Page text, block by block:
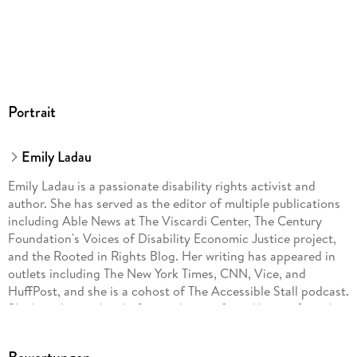
Portrait
Emily Ladau
Emily Ladau is a passionate disability rights activist and
author. She has served as the editor of multi­ple publications
including Able News at The Viscardi Center, The Century
Foundation's Voices of Disability Economic Justice project,
and the Rooted in Rights Blog. Her writing has appeared in
outlets including The New York Times, CNN, Vice, and
HuffPost, and she is a cohost of The Accessible Stall podcast.
She has also spoken before audiences from Microsoft to the